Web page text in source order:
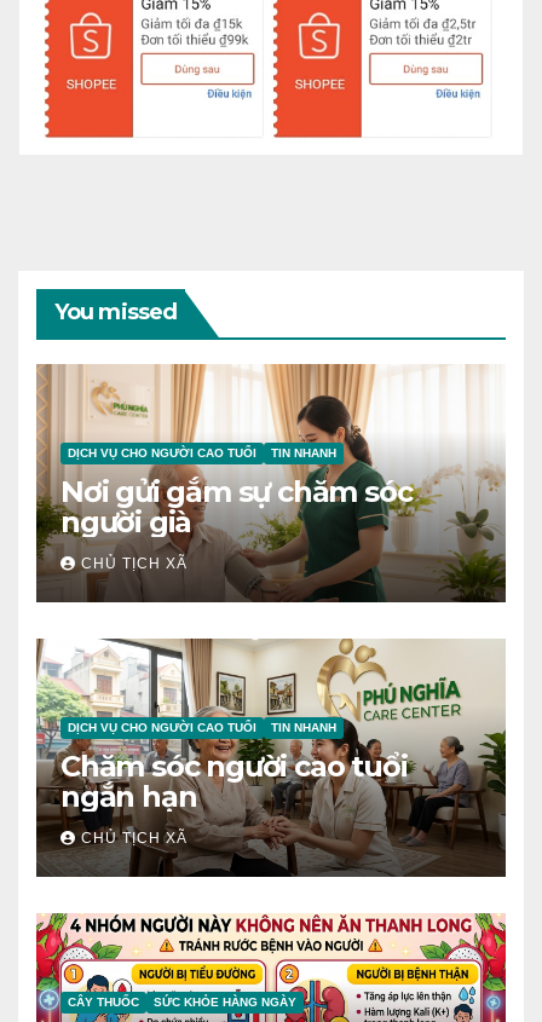
You missed
DỊCH VỤ CHO NGƯỜI CAO TUỔI TIN NHANH
Nơi gửi gắm sự chăm sóc
người già
CHỦ TỊCH XÃ
DỊCH VỤ CHO NGƯỜI CAO TUỔI TIN NHANH
Chăm sóc người cao tuổi
ngắn hạn
CHỦ TỊCH XÃ
CÂY THUỐC SỨC KHỎE HÀNG NGÀY